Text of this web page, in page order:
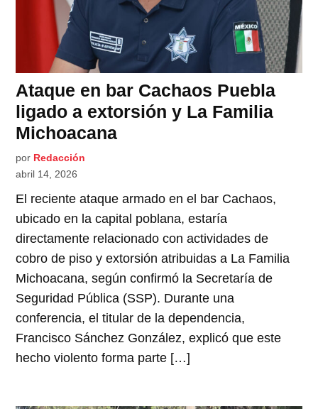
Ataque en bar Cachaos Puebla
ligado a extorsión y La Familia
Michoacana
por Redacción
abril 14, 2026
El reciente ataque armado en el bar Cachaos,
ubicado en la capital poblana, estaría
directamente relacionado con actividades de
cobro de piso y extorsión atribuidas a La Familia
Michoacana, según confirmó la Secretaría de
Seguridad Pública (SSP). Durante una
conferencia, el titular de la dependencia,
Francisco Sánchez González, explicó que este
hecho violento forma parte […]